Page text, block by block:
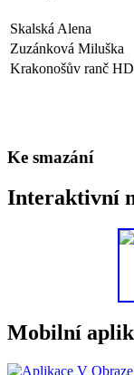
Skalská Alena
Zuzánková Miluška
Krakonošův ranč HD
Ke smazání
Interaktivní
Mobilní